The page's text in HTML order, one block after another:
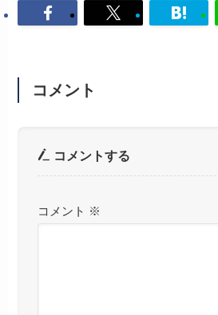
コメント
コメントする
コメント ※